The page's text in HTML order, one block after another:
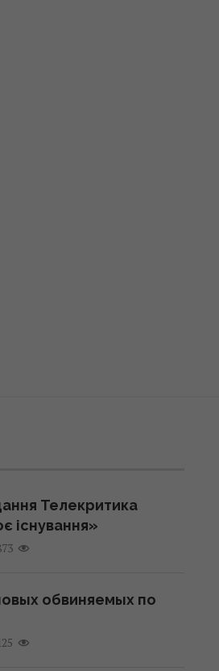
Телекритика
існування»
обвиняемых по